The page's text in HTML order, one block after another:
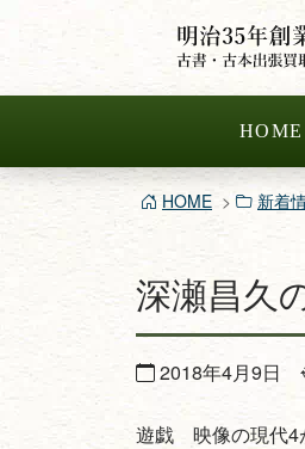
へ
HOME
HOME 新着
深瀬昌久
2018年4月9日
遊戯 映像の現代4